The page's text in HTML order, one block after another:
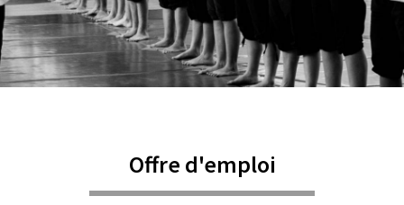
Offre d'emploi